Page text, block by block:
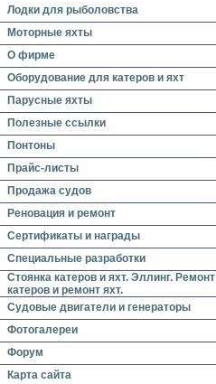
Лодки для рыболовства
Моторные яхты
О фирме
Оборудование для катеров и яхт
Парусные яхты
Полезные ссылки
Понтоны
Прайс-листы
Продажа судов
Реновация и ремонт
Сертификаты и награды
Специальные разработки
Стоянка катеров и яхт. Эллинг. Ремонт
катеров и ремонт яхт.
Судовые двигатели и генераторы
Фотогалереи
Форум
Карта сайта